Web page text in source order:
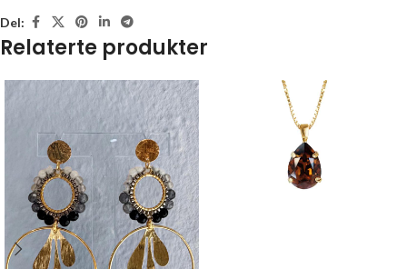
Del:
Relaterte produkter